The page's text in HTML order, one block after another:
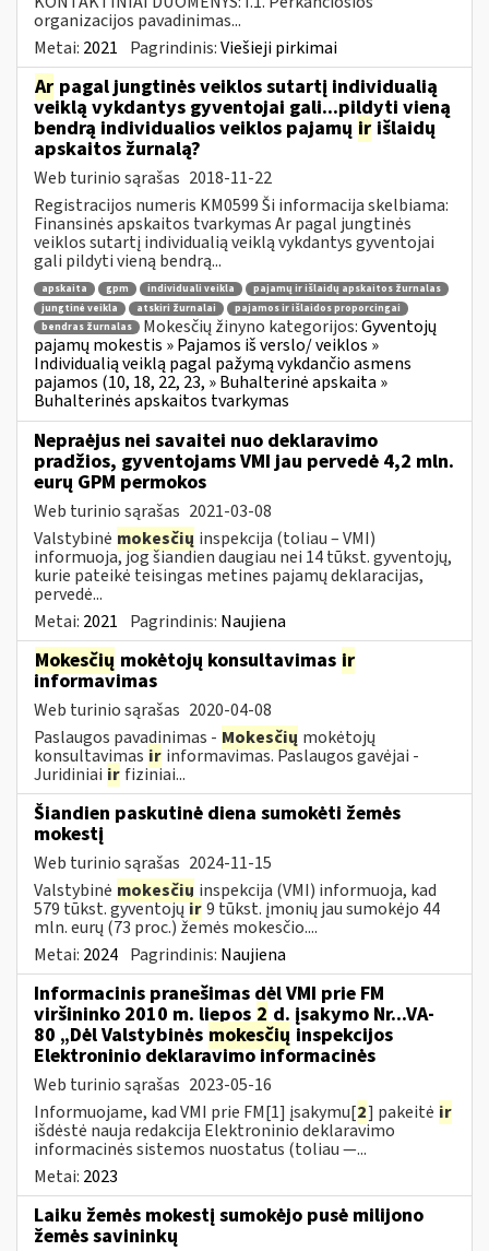
organizacijos pavadinimas...
Metai: 2021 Pagrindinis:Viešieji pirkimai
Ar pagal jungtinės veiklos sutartį individualią
veiklą vykdantys gyventojai gali...pildyti vieną
bendrą individualios veiklos pajamų ir išlaidų
apskaitos žurnalą?
Web turinio sąrašas 2018-11-22
Registracijos numeris KM0599 Ši informacija skelbiama:
Finansinės apskaitos tvarkymas Ar pagal jungtinės
veiklos sutartį individualią veiklą vykdantys gyventojai
gali pildyti vieną bendrą...
apskaita gpm individuali veikla
pajamų ir išlaidų apskaitos žurnalas
jungtinė veikla
atskiri žurnalai
pajamos ir išlaidos proporcingai
bendras žurnalas
Mokesčių žinyno kategorijos:Gyventojų
pajamų mokestis » Pajamos iš verslo/ veiklos »
Individualią veiklą pagal pažymą vykdančio asmens
pajamos (10, 18, 22, 23, » Buhalterinė apskaita »
Buhalterinės apskaitos tvarkymas
Nepraėjus nei savaitei nuo deklaravimo
pradžios, gyventojams VMI jau pervedė 4,2 mln.
eurų GPM permokos
Web turinio sąrašas 2021-03-08
Valstybinė mokesčių inspekcija (toliau – VMI)
informuoja, jog šiandien daugiau nei 14 tūkst. gyventojų,
kurie pateikė teisingas metines pajamų deklaracijas,
pervedė...
Metai: 2021 Pagrindinis: Naujiena
Mokesčių mokėtojų konsultavimas ir
informavimas
Web turinio sąrašas 2020-04-08
Paslaugos pavadinimas - Mokesčių mokėtojų
konsultavimas ir informavimas. Paslaugos gavėjai -
Juridiniai ir fiziniai...
Šiandien paskutinė diena sumokėti žemės
mokestį
Web turinio sąrašas 2024-11-15
Valstybinė mokesčių inspekcija (VMI) informuoja, kad
579 tūkst. gyventojųir9 tūkst. įmonių jau sumokėjo 44
mln. eurų (73 proc.) žemės mokesčio....
Metai: 2024 Pagrindinis: Naujiena
Informacinis pranešimas dėl VMI prie FM
viršininko 2010 m. liepos 2 d. įsakymo Nr...VA-
80 „Dėl Valstybinės mokesčių inspekcijos
Elektroninio deklaravimo informacinės
Web turinio sąrašas 2023-05-16
Informuojame, kad VMI prie FM[1] įsakymu[2] pakeitė ir
išdėstė nauja redakcija Elektroninio deklaravimo
informacinės sistemos nuostatus (toliau —...
Metai: 2023
Laiku žemės mokestį sumokėjo pusė milijono
žemės savininkų